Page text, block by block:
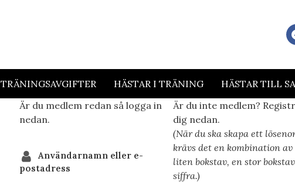
TRÄNINGSAVGIFTER HÄSTAR I TRÄNING HÄSTAR TILL
Är du medlem redan så logga in
nedan.
Användarnamn eller e-
postadress
Är du inte medlem?
dig nedan.
(När du ska skapa ett
krävs det en kombination av
liten bokstav, en stor
siffra.)